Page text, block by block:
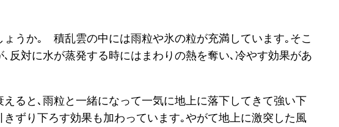
うか｡ 積乱雲の中には雨粒や氷の粒が充満しています｡そこ
反対に水が蒸発する時にはまわりの熱を奪い､冷やす効果があ
ると､雨粒と一緒になって一気に地上に落下してきて強い下
ずり下ろす効果も加わっています｡やがて地上に激突した風